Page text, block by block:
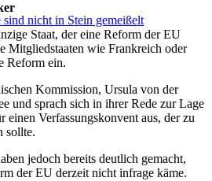
nicht in Stein gemeißelt
Staat, der eine Reform der EU
Mitgliedstaaten wie Frankreich oder
Reform ein.
Kommission, Ursula von der
und sprach sich in ihrer Rede zur Lage
einen Verfassungskonvent aus, der zu
sollte.
jedoch bereits deutlich gemacht,
der EU derzeit nicht infrage käme.